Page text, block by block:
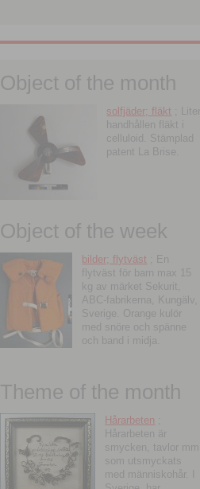
Object of the month
solfjäder; fläkt ; Liten
handhållen fläkt i
celluloid. Stämplad
patent La Brise.
Object of the week
bilder; flytväst ; En
flytväst för barn max 15
kg av märket Sekurit,
ABC-fabrikerna, Kungälv,
Sverige. Orange kulör
med snöre och spänne
och band i midja.
Theme of the month
Hårarbeten
Hårarbeten är
smycken, tavlor mm
som utsmyckats
med människohår. I